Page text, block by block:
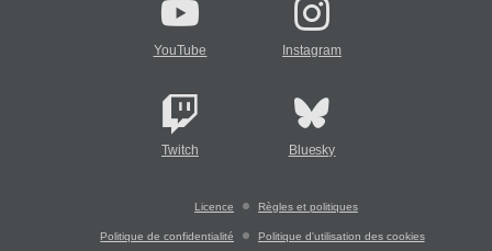
YouTube Instagram
Twitch Bluesky
Licence Règles et politiques
Politique de confidentialité Politique d'utilisation des cookies